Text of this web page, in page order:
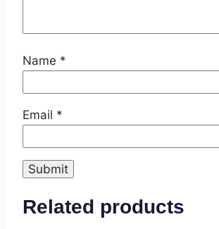
Name *
Email *
Related products